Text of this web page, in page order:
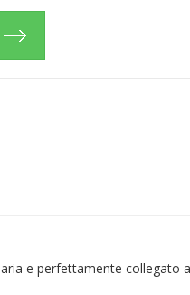
e perfettamente collegato